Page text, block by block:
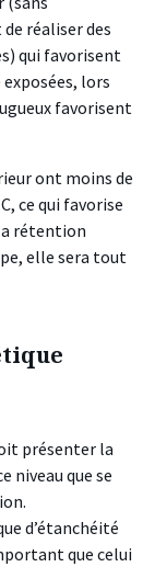
réaliser des
qui favorisent
lors
favorisent
ont moins de
ce qui favorise
rétention
elle sera tout
présenter la
niveau que se
d’étanchéité
que celui